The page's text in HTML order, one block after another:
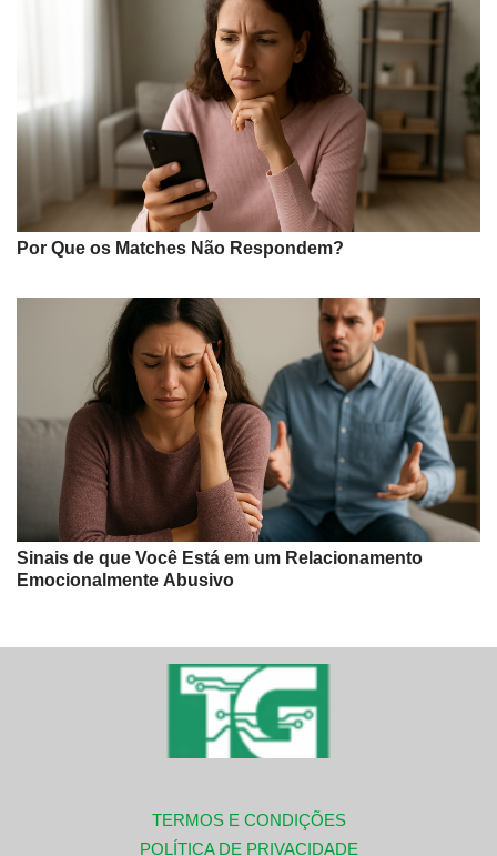
Por Que os Matches Não Respondem?
Sinais de que Você Está em um Relacionamento
Emocionalmente Abusivo
TERMOS E CONDIÇÕES
POLÍTICA DE PRIVACIDADE